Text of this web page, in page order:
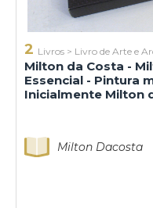
2 Livros > Livro de Arte e
Milton da Costa -
Essencial - Pintura
Inicialmente Milton
Milton Dacosta